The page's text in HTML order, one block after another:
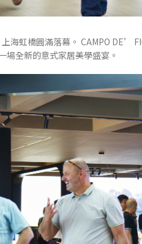
虹橋圓滿落幕。 CAMPO DE’
全新的意式家居美學盛宴。